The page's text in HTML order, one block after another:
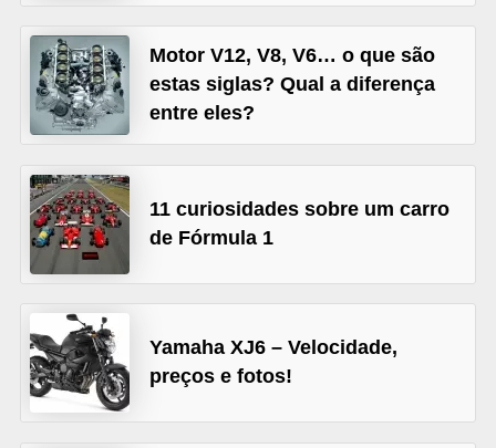
Motor V12, V8, V6… o que são
estas siglas? Qual a diferença
entre eles?
11 curiosidades sobre um carro
de Fórmula 1
Yamaha XJ6 – Velocidade,
preços e fotos!
u
l
o
B
i
c
c
l
e